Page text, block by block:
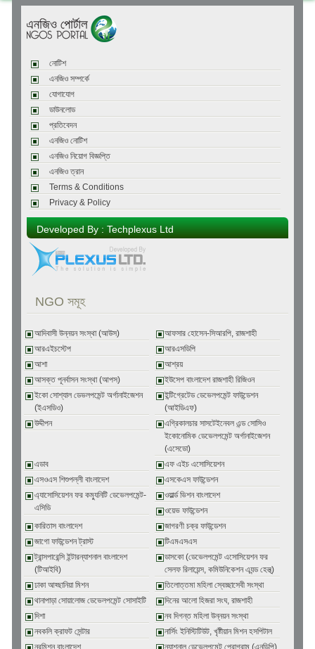
নোটিশ
এনজিও সম্পর্কে
যোগাযোগ
ডাউনলোড
প্রতিবেদন
এনজিও নোটিশ
এনজিও নিয়োগ বিজ্ঞপ্তি
এনজিও ত্রান
Terms & Conditions
Privacy & Policy
Developed By : Techplexus Ltd
NGO সমূহ
আদিবাসী উন্নয়ন সংস্থা (আউস)
আফসার হোসেন-সিআরপি, রাজশাহী
আরএইচস্টেপ
আরএসডিপি
আশা
আশ্রয়
আসক্ত পূনর্বাসন সংস্থা (আপস)
ইউসেপ বাংলাদেশ রাজশাহী রিজিওন
ইকো সোশ্যাল ডেভলপমেন্ট অর্গানাইজেশন
(ইএসডিও)
ইন্টিগ্রেটেড ডেভেলপমেন্ট ফাউন্ডেশন
(আইডিএফ)
উদ্দীপন
এগ্রিকালচার সাসটেইনেবল এন্ড সোসিও
ইকোনোমিক ডেভেলপমেন্ট অর্গানাইজেশন
(এসেডো)
এডাব
এফ এইচ এসোসিয়েশন
এসওএস শিশুপল্লী বাংলাদেশ
এসকেএস ফাউন্ডেশন
এ্যাসোসিয়েশন ফর কম্যুনিটি ডেভেলপমেন্ট-
এসিডি
ওয়ার্ল্ড ভিশন বাংলাদেশ
ওয়েভ ফাউন্ডেশন
কারিতাস বাংলাদেশ
জাগরণী চক্র ফাউন্ডেশন
জাগো ফাউন্ডেশন ট্রাস্ট
টিএমএসএস
ট্রান্সপারেন্সি ইন্টারন্যাশনাল বাংলাদেশ
(টিআইবি)
ডাসকো (ডেভেলপমেন্ট এসোসিয়েশন ফর
সেলফ রিলায়েন্স, কমিউনিকেশন এ্যন্ড হেল্থ্)
ঢাকা আহ্ছানিয়া মিশন
তিলোত্তমা মহিলা স্বেচ্ছাসেবী সংস্থা
থানাপাড়া সোয়ালোজ ডেভেলপমেন্ট সোসাইটি
দিনের আলো হিজরা সংঘ, রাজশাহী
দিশা
নব দিগন্ত মহিলা উন্নয়ন সংস্থা
নবকলি ক্রাফট সেন্টার
নার্সিং ইনিস্টিটিউট, খৃষ্টীয়ান মিশন হসপিটাল
নুরমিশন বাংলাদেশ
ন্যাশনাল ডেভেলপমেন্ট প্রোগ্রাম (এনডিপি)